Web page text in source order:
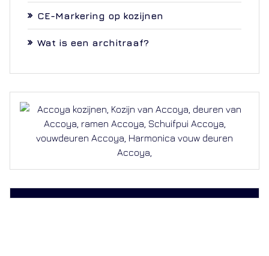
CE-Markering op kozijnen
Wat is een architraaf?